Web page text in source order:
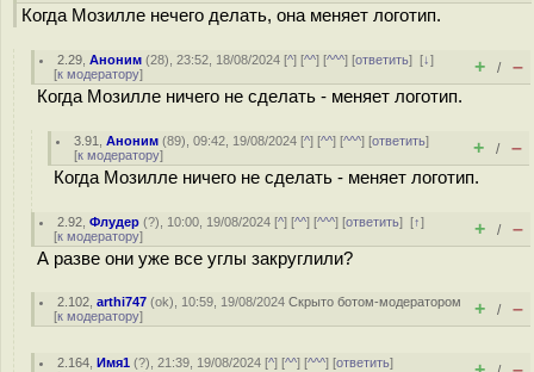
Когда Мозилле нечего делать, она меняет логотип.
2.29 ,Аноним (28), 23:52, 18/08/2024 [^] [^^] [^^^] [ответить][↓]
[к модератору] + / –
Когда Мозилле ничего не сделать - меняет логотип.
3.91 ,Аноним (89), 09:42, 19/08/2024 [^] [^^] [^^^] [ответить]
[к модератору] + / –
Когда Мозилле ничего не сделать - меняет логотип.
2.92 ,Флудер (?), 10:00, 19/08/2024 [^] [^^] [^^^] [ответить][↑]
[к модератору] + / –
А разве они уже все углы закруглили?
2.102 ,arthi747 (ok), 10:59, 19/08/2024Скрыто ботом-модератором
[к модератору] + / –
2.164 ,Имя1 (?), 21:39, 19/08/2024 [^] [^^] [^^^] [ответить]